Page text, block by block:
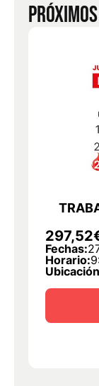
Fechas:
Horario: